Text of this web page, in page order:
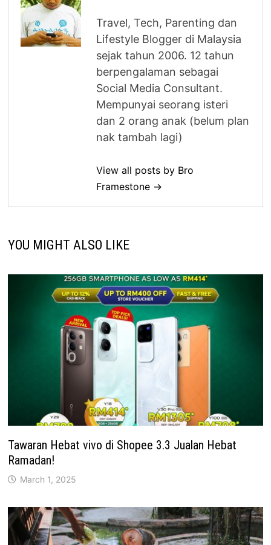
Travel, Tech, Parenting dan
Lifestyle Blogger di Malaysia
sejak tahun 2006. 12 tahun
berpengalaman sebagai
Social Media Consultant.
Mempunyai seorang isteri
dan 2 orang anak (belum plan
nak tambah lagi)
View all posts by Bro
Framestone →
YOU MIGHT ALSO LIKE
Tawaran Hebat vivo di Shopee 3.3 Jualan Hebat
Ramadan!
March 1, 2025